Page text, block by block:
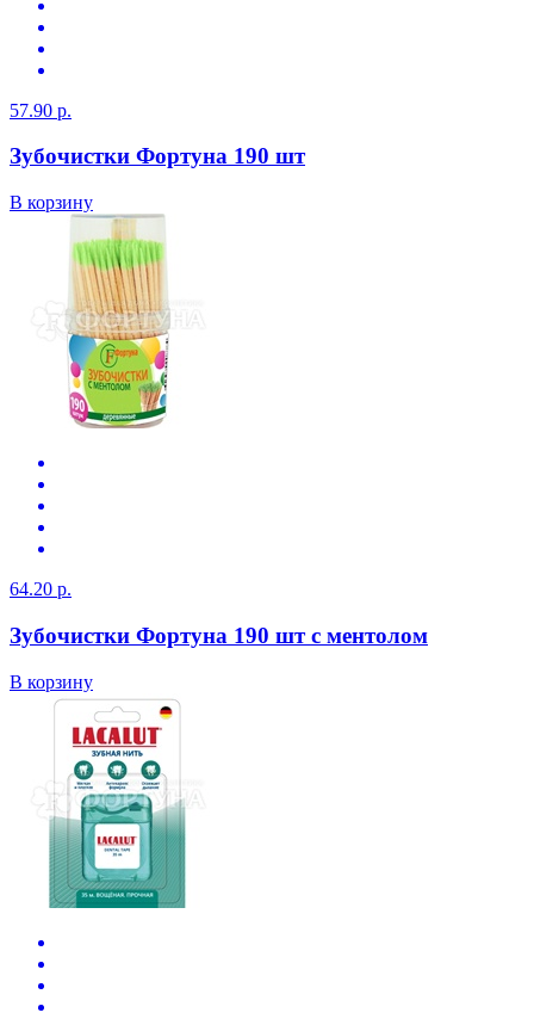
57.90 р.
Зубочистки Фортуна 190 шт
В корзину
64.20 р.
Зубочистки Фортуна 190 шт с ментолом
В корзину